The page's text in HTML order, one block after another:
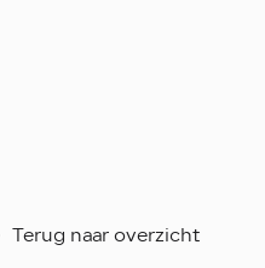
Terug naar overzicht